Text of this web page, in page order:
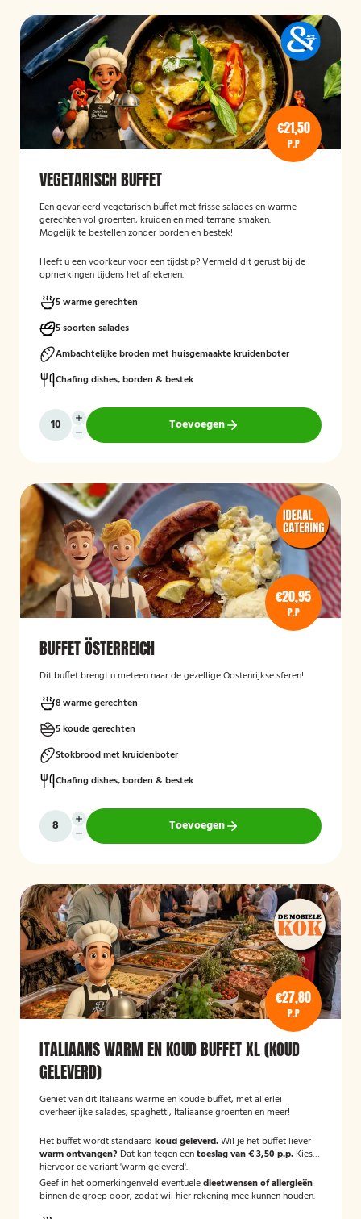
€21,50
P.P
VEGETARISCH BUFFET
Een gevarieerd vegetarisch buffet met frisse salades en warme
gerechten vol groenten, kruiden en mediterrane smaken.
Mogelijk te bestellen zonder borden en bestek!
Heeft u een voorkeur voor een tijdstip? Vermeld dit gerust bij de
opmerkingen tijdens het afrekenen.
5 warme gerechten
5 soorten salades
Ambachtelijke broden met huisgemaakte kruidenboter
Chafing dishes, borden & bestek
Toevoegen
€20,95
P.P
BUFFET ÖSTERREICH
Dit buffet brengt u meteen naar de gezellige Oostenrijkse sferen!
8 warme gerechten
5 koude gerechten
Stokbrood met kruidenboter
Chafing dishes, borden & bestek
Toevoegen
€27,80
P.P
ITALIAANS WARM EN KOUD BUFFET XL (KOUD
GELEVERD)
Geniet van dit Italiaans warme en koude buffet, met allerlei
overheerlijke salades, spaghetti, Italiaanse groenten en meer!
Het buffet wordt standaard koud geleverd.Wil je het buffet liever
warm ontvangen? Dat kan tegen eentoeslag van € 3,50 p.p. Kies
hiervoor de variant 'warm geleverd'.
Geef in het opmerkingenveld eventueledieetwensen of allergieën
binnen de groep door, zodat wij hier rekening mee kunnen houden.